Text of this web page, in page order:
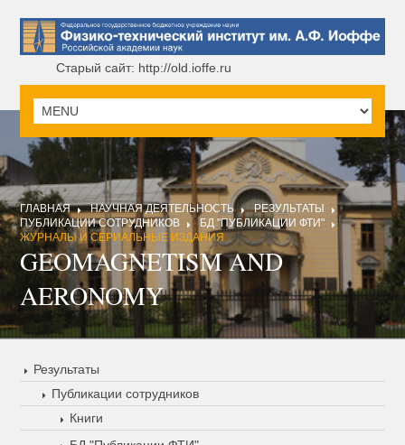
Старый сайт: http://old.ioffe.ru
ГЛАВНАЯ НАУЧНАЯ ДЕЯТЕЛЬНОСТЬ
РЕЗУЛЬТАТЫ
ПУБЛИКАЦИИ СОТРУДНИКОВ
БД "ПУБЛИКАЦИИ ФТИ"
ЖУРНАЛЫ И СЕРИАЛЬНЫЕ ИЗДАНИЯ
GEOMAGNETISM AND
AERONOMY
Результаты
Публикации сотрудников
Книги